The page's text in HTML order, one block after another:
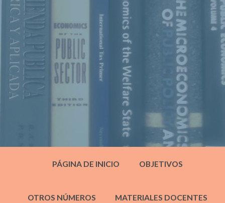
PÁGINA DE INICIO OBJETIVOS
OTROS NÚMEROS MATERIALES DOCENTES